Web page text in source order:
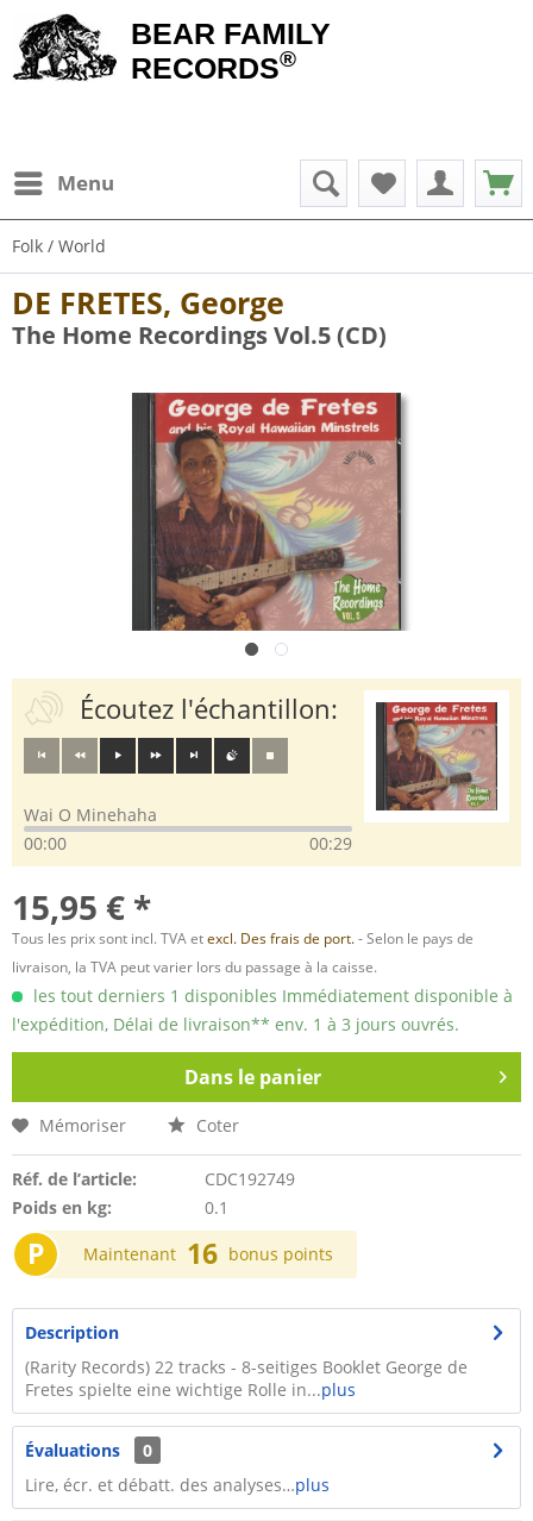
BEAR FAMILY
RECORDS®
Menu
Folk / World
DE FRETES, George
The Home Recordings Vol.5 (CD)
Écoutez l'échantillon:
Wai O Minehaha
00:00
00:29
15,95 € *
Tous les prix sont incl. TVA etexcl. Des frais de port.- Selon le pays de
livraison, la TVA peut varier lors du passage à la caisse.
les tout derniers 1 disponibles Immédiatement disponible à
l'expédition, Délai de livraison** env. 1 à 3 jours ouvrés.
Dans le panier
Mémoriser Coter
Réf. de l’article:
CDC192749
Poids en kg:
0.1
P Maintenant 16 bonus points
Description
(Rarity Records) 22 tracks - 8-seitiges Booklet George de
Fretes spielte eine wichtige Rolle in...plus
Évaluations
0
Lire, écr. et débatt. des analyses…plus